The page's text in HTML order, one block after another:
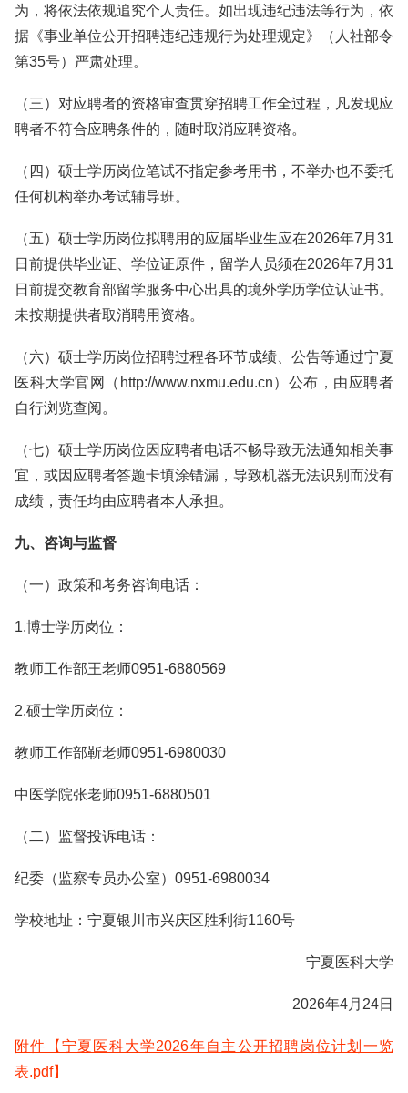
为，将依法依规追究个人责任。如出现违纪违法等行为，依
据《事业单位公开招聘违纪违规行为处理规定》（人社部令
第35号）严肃处理。
（三）对应聘者的资格审查贯穿招聘工作全过程，凡发现应
聘者不符合应聘条件的，随时取消应聘资格。
（四）硕士学历岗位笔试不指定参考用书，不举办也不委托
任何机构举办考试辅导班。
（五）硕士学历岗位拟聘用的应届毕业生应在2026年7月31
日前提供毕业证、学位证原件，留学人员须在2026年7月31
日前提交教育部留学服务中心出具的境外学历学位认证书。
未按期提供者取消聘用资格。
（六）硕士学历岗位招聘过程各环节成绩、公告等通过宁夏
医科大学官网（http://www.nxmu.edu.cn）公布，由应聘者
自行浏览查阅。
（七）硕士学历岗位因应聘者电话不畅导致无法通知相关事
宜，或因应聘者答题卡填涂错漏，导致机器无法识别而没有
成绩，责任均由应聘者本人承担。
九、咨询与监督
（一）政策和考务咨询电话：
1.博士学历岗位：
教师工作部王老师0951-6880569
2.硕士学历岗位：
教师工作部靳老师0951-6980030
中医学院张老师0951-6880501
（二）监督投诉电话：
纪委（监察专员办公室）0951-6980034
学校地址：宁夏银川市兴庆区胜利街1160号
宁夏医科大学
2026年4月24日
附件【宁夏医科大学2026年自主公开招聘岗位计划一览
表.pdf】